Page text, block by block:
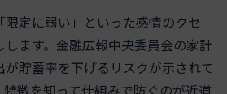
定に弱い」といった感情のクセ
ます。金融広報中央委員会の家計
貯蓄率を下げるリスクが示されて
徴を知って仕組みで防ぐのが近道